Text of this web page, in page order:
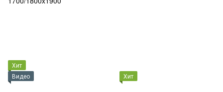
Хит
Видео
Хит